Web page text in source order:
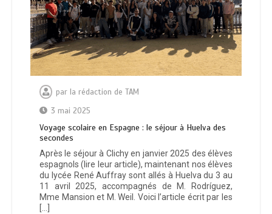
par la rédaction de TAM
3 mai 2025
Voyage scolaire en Espagne : le séjour à Huelva des
secondes
Après le séjour à Clichy en janvier 2025 des élèves
espagnols (lire leur article), maintenant nos élèves
du lycée René Auffray sont allés à Huelva du 3 au
11 avril 2025, accompagnés de M. Rodríguez,
Mme Mansion et M. Weil. Voici l’article écrit par les
[…]